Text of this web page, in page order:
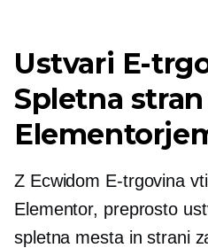
Ustvari E-
Spletna stran
Z Ecwidom E-trgovina
Elementor, preprosto
spletna mesta in strani